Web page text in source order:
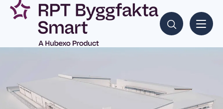
Siirry
sisältöön
Hae sisältöjä